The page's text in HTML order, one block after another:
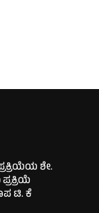
ಶೇ.
ಟಿ. ಕೆ